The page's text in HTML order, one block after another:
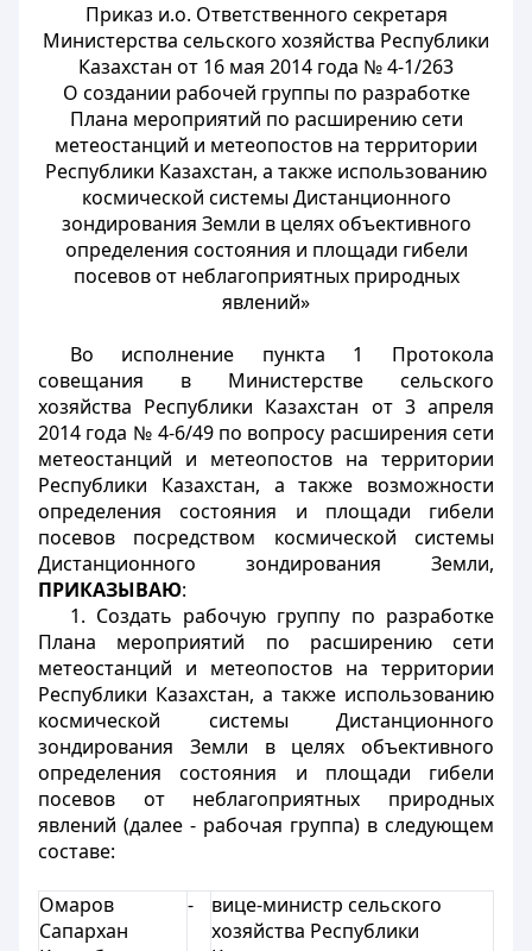
Приказ и.о. Ответственного секретаря
Министерства сельского хозяйства Республики
Казахстан от 16 мая 2014 года № 4-1/263
О создании рабочей группы по разработке
Плана мероприятий по расширению сети
метеостанций и метеопостов на территории
Республики Казахстан, а также использованию
космической системы Дистанционного
зондирования Земли в целях объективного
определения состояния и площади гибели
посевов от неблагоприятных природных
явлений»
Во исполнение пункта 1 Протокола
совещания в Министерстве сельского
хозяйства Республики Казахстан от 3 апреля
2014 года № 4-6/49 по вопросу расширения сети
метеостанций и метеопостов на территории
Республики Казахстан, а также возможности
определения состояния и площади гибели
посевов посредством космической системы
Дистанционного зондирования Земли,
ПРИКАЗЫВАЮ:
1. Создать рабочую группу по разработке
Плана мероприятий по расширению сети
метеостанций и метеопостов на территории
Республики Казахстан, а также использованию
космической системы Дистанционного
зондирования Земли в целях объективного
определения состояния и площади гибели
посевов от неблагоприятных природных
явлений (далее - рабочая группа) в следующем
составе:
Омаров
Сапархан
-
вице-министр сельского
хозяйства Республики